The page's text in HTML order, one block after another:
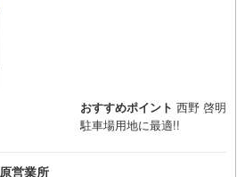
おすすめポイント 西野 啓明
駐車場用地に最適!!
営業所